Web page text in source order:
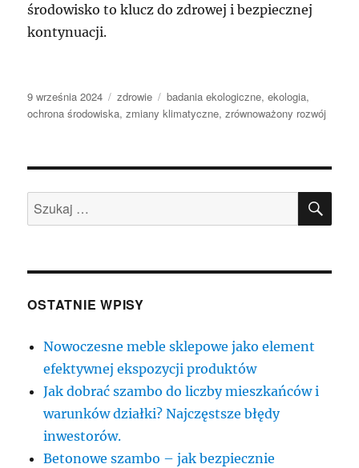
środowisko to klucz do zdrowej i bezpiecznej
kontynuacji.
Data
publikacji
9 września 2024 Kategorie
zdrowie Tagi
badania ekologiczne,ekologia,
ochrona środowiska,zmiany klimatyczne,zrównoważony rozwój
Szukaj:
OSTATNIE WPISY
Nowoczesne meble sklepowe jako element
efektywnej ekspozycji produktów
Jak dobrać szambo do liczby mieszkańców i
warunków działki? Najczęstsze błędy
inwestorów.
Betonowe szambo – jak bezpiecznie